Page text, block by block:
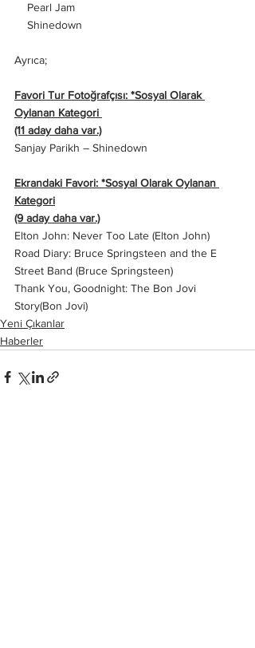
Pearl Jam
Shinedown
Ayrıca;
Favori Tur Fotoğrafçısı: *Sosyal Olarak
Oylanan Kategori
(11 aday daha var.)
Sanjay Parikh – Shinedown
Ekrandaki Favori: *Sosyal Olarak Oylanan
Kategori
(9 aday daha var.)
Elton John: Never Too Late (Elton John)
Road Diary: Bruce Springsteen and the E
Street Band (Bruce Springsteen)
Thank You, Goodnight: The Bon Jovi
Story(Bon Jovi)
Yeni Çıkanlar
Haberler